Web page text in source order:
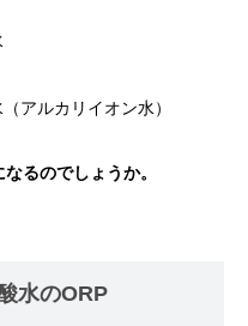
アルカリイオン水）
るのでしょうか。
水のORP